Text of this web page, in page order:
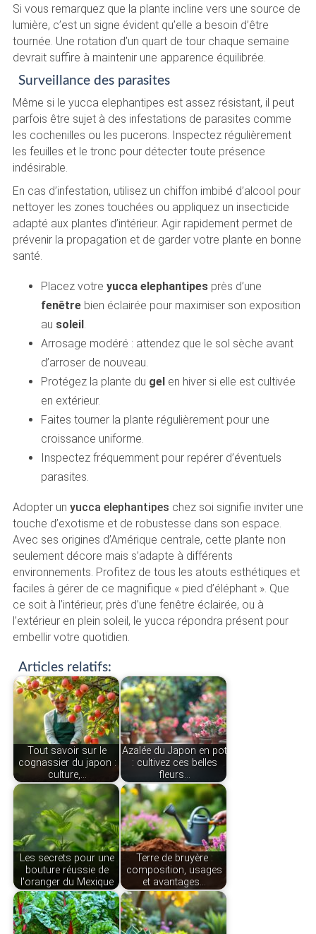
Si vous remarquez que la plante incline vers une source de
lumière, c’est un signe évident qu’elle a besoin d’être
tournée. Une rotation d’un quart de tour chaque semaine
devrait suffire à maintenir une apparence équilibrée.
Surveillance des parasites
Même si le yucca elephantipes est assez résistant, il peut
parfois être sujet à des infestations de parasites comme
les cochenilles ou les pucerons. Inspectez régulièrement
les feuilles et le tronc pour détecter toute présence
indésirable.
En cas d’infestation, utilisez un chiffon imbibé d’alcool pour
nettoyer les zones touchées ou appliquez un insecticide
adapté aux plantes d’intérieur. Agir rapidement permet de
prévenir la propagation et de garder votre plante en bonne
santé.
Placez votre yucca elephantipesprès d’une
fenêtrebien éclairée pour maximiser son exposition
au soleil.
Arrosage modéré : attendez que le sol sèche avant
d’arroser de nouveau.
Protégez la plante du gelen hiver si elle est cultivée
en extérieur.
Faites tourner la plante régulièrement pour une
croissance uniforme.
Inspectez fréquemment pour repérer d’éventuels
parasites.
Adopter un yucca elephantipes chez soi signifie inviter une
touche d’exotisme et de robustesse dans son espace.
Avec ses origines d’Amérique centrale, cette plante non
seulement décore mais s’adapte à différents
environnements. Profitez de tous les atouts esthétiques et
faciles à gérer de ce magnifique « pied d’éléphant ». Que
ce soit à l’intérieur, près d’une fenêtre éclairée, ou à
l’extérieur en plein soleil, le yucca répondra présent pour
embellir votre quotidien.
Articles relatifs:
Tout savoir sur le
cognassier du japon :
culture,…
Azalée du Japon en pot
: cultivez ces belles
fleurs…
Les secrets pour une
bouture réussie de
l'oranger du Mexique
Terre de bruyère :
composition, usages
et avantages…